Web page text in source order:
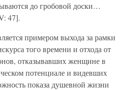
до гробовой доски…
47].
примером выхода за рамки
того времени и отхода от
отказывавших женщине в
потенциале и видевших
показа душевной жизни